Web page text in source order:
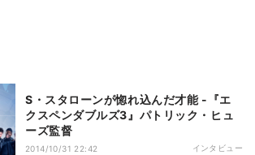
S・スタローンが惚れ込んだ才能 -『エ
クスペンダブルズ3』パトリック・ヒュ
ーズ監督
2014/10/31 22:42 インタビュー